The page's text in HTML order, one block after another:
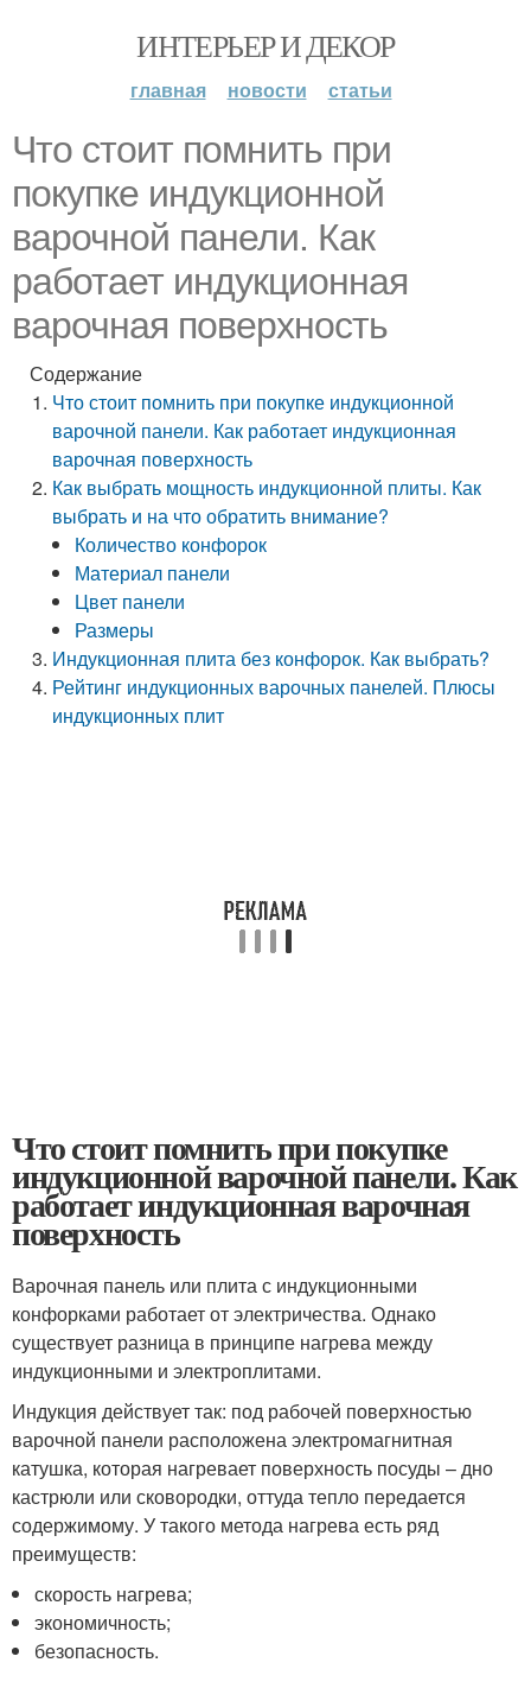
ИНТЕРЬЕР И ДЕКОР
главная новости статьи
Что стоит помнить при
покупке индукционной
варочной панели. Как
работает индукционная
варочная поверхность
Содержание
Что стоит помнить при покупке индукционной
варочной панели. Как работает индукционная
варочная поверхность
Как выбрать мощность индукционной плиты. Как
выбрать и на что обратить внимание?
Количество конфорок
Материал панели
Цвет панели
Размеры
Индукционная плита без конфорок. Как выбрать?
Рейтинг индукционных варочных панелей. Плюсы
индукционных плит
Что стоит помнить при покупке
индукционной варочной панели. Как
работает индукционная варочная
поверхность
Варочная панель или плита с индукционными
конфорками работает от электричества. Однако
существует разница в принципе нагрева между
индукционными и электроплитами.
Индукция действует так: под рабочей поверхностью
варочной панели расположена электромагнитная
катушка, которая нагревает поверхность посуды – дно
кастрюли или сковородки, оттуда тепло передается
содержимому. У такого метода нагрева есть ряд
преимуществ:
скорость нагрева;
экономичность;
безопасность.